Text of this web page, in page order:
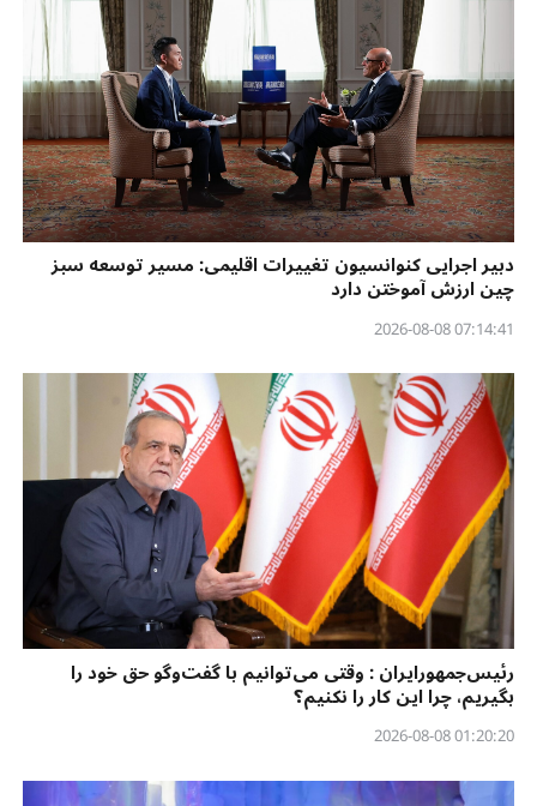
دبیر اجرایی کنوانسیون تغییرات اقلیمی: مسیر توسعه سبز
چین ارزش آموختن دارد
07:14:41 2026-08-08
رئیس‌جمهورایران : وقتی می‌توانیم با گفت‌وگو حق خود را
بگیریم، چرا این کار را نکنیم؟
01:20:20 2026-08-08